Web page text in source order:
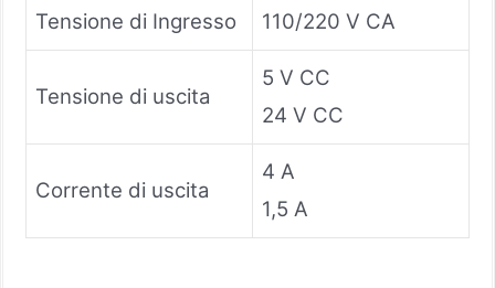
Tensione di Ingresso 110/220 V CA
Tensione di uscita
5 V CC
24 V CC
Corrente di uscita
4 A
1,5 A